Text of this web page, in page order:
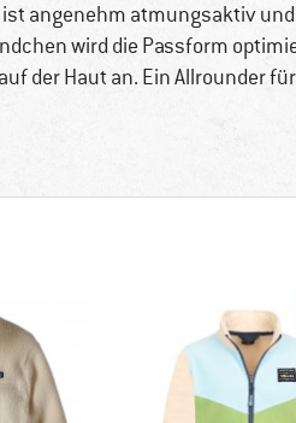
angenehm atmungsaktiv
wird die Passform
der Haut an. Ein Allrounder